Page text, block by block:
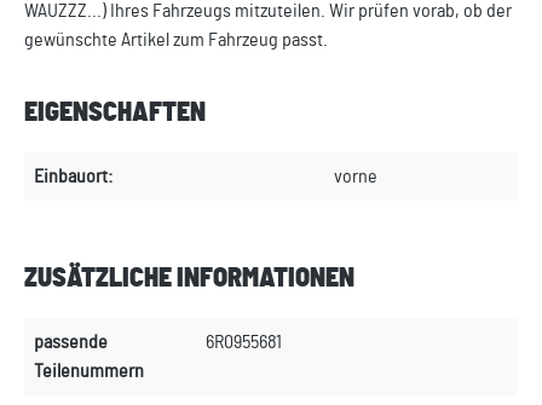
WAUZZZ...) Ihres Fahrzeugs mitzuteilen. Wir prüfen vorab, ob der
gewünschte Artikel zum Fahrzeug passt.
EIGENSCHAFTEN
Einbauort: vorne
ZUSÄTZLICHE INFORMATIONEN
passende
Teilenummern
6R0955681